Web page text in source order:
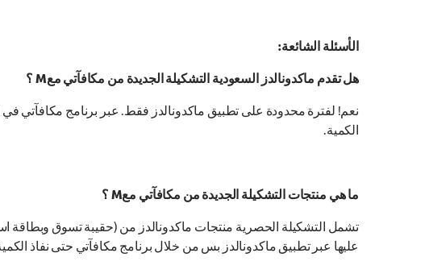
الأسئلة الشائعة:
هل تقدم ماكدونالدز السعودية التشكيلة الجديدة من مكافآتي معM ؟
الكمية.
ما هي منتجات التشكيلة الجديدة من مكافآتي معM ؟
تشمل التشكيلة الحصرية منتجات ماكدونالدز من (حقيبة تسوق
عليها عبر تطبيق ماكدونالدز بس من خلال برنامج مكافآتي حتى نفاذ